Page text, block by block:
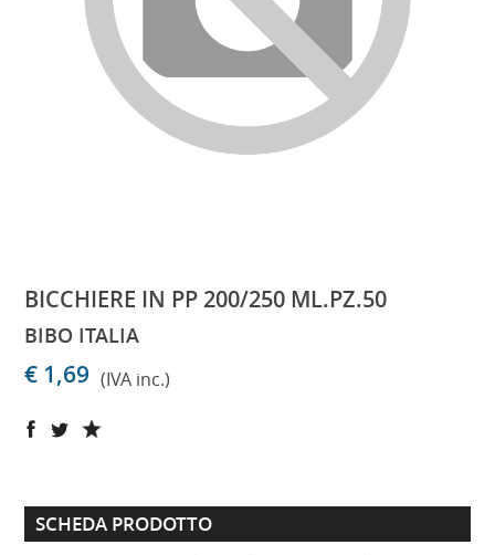
BICCHIERE IN PP 200/250 ML.PZ.50
BIBO ITALIA
€ 1,69 (IVA inc.)
SCHEDA PRODOTTO